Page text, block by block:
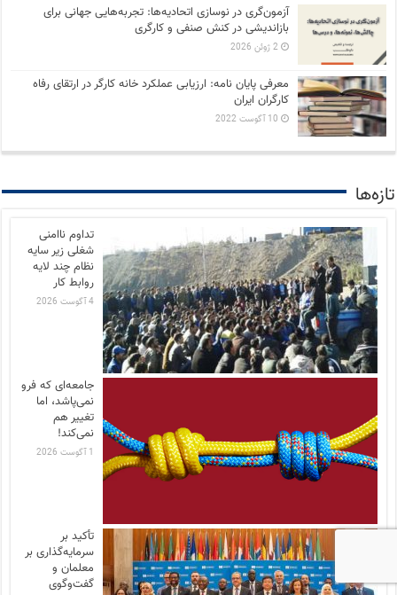
آزمون‌گری در نوسازی اتحادیه‌ها: تجربه‌هایی جهانی برای
بازاندیشی در کنش صنفی و کارگری
2 ژوئن 2026
معرفی پایان نامه: ارزیابی عملکرد خانه کارگر در ارتقای رفاه
کارگران ایران
10 آگوست 2022
تازه‌ها
تداوم ناامنی
شغلی زیر سایه
نظام چند لایه
روابط کار
4 آگوست 2026
جامعه‌ای که فرو
نمی‌پاشد، اما
تغییر هم
نمی‌کند!
1 آگوست 2026
تأکید بر
سرمایه‌گذاری بر
معلمان و
گفت‌وگوی